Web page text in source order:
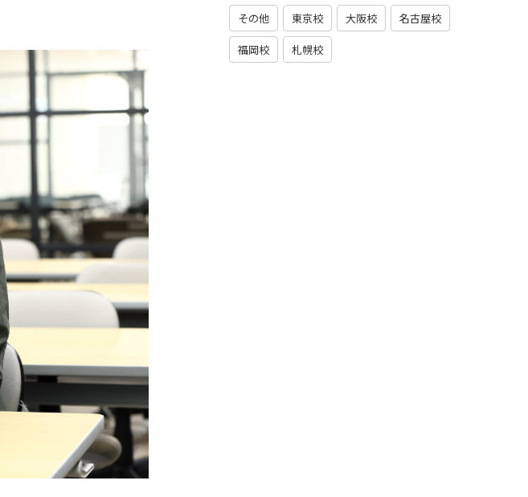
その他 東京校 大阪校 名古屋校
福岡校 札幌校